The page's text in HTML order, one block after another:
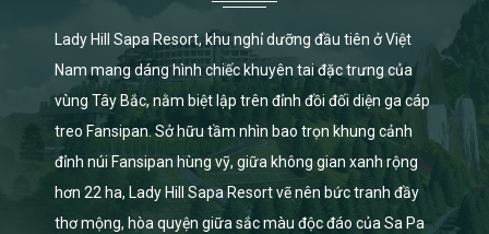
Lady Hill Sapa Resort, khu nghỉ dưỡng đầu tiên ở Việt
Nam mang dáng hình chiếc khuyên tai đặc trưng của
vùng Tây Bắc, nằm biệt lập trên đỉnh đồi đối diện ga cáp
treo Fansipan. Sở hữu tầm nhìn bao trọn khung cảnh
đỉnh núi Fansipan hùng vỹ, giữa không gian xanh rộng
hơn 22 ha, Lady Hill Sapa Resort vẽ nên bức tranh đầy
thơ mộng, hòa quyện giữa sắc màu độc đáo của Sa Pa